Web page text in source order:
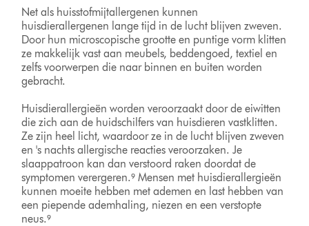
Net als huisstofmijtallergenen kunnen
huisdierallergenen lange tijd in de lucht blijven zweven.
Door hun microscopische grootte en puntige vorm klitten
ze makkelijk vast aan meubels, beddengoed, textiel en
zelfs voorwerpen die naar binnen en buiten worden
gebracht.
Huisdierallergieën worden veroorzaakt door de eiwitten
die zich aan de huidschilfers van huisdieren vastklitten.
Ze zijn heel licht, waardoor ze in de lucht blijven zweven
en 's nachts allergische reacties veroorzaken. Je
slaappatroon kan dan verstoord raken doordat de
symptomen verergeren.⁹ Mensen met huisdierallergieën
kunnen moeite hebben met ademen en last hebben van
een piepende ademhaling, niezen en een verstopte
neus.⁹